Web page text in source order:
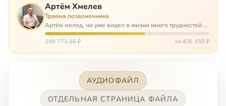
Артём Хмелев
Травма позвоночника
Артём молод, но уже видел в жизни много трудностей.
Он сирота, привык заботится о себе сам, но, когда
случилось несчастье, и он был парализован – остался на
248 773,68 ₽ из 406 350 ₽
АУДИОФАЙЛ
ОТДЕЛЬНАЯ СТРАНИЦА ФАЙЛА